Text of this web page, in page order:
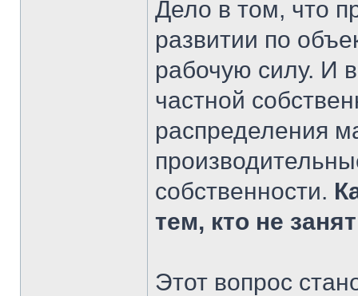
Дело в том, что
развитии по
рабочую силу. И
частной
распределения
собственности.
тем, кто не
Этот вопрос